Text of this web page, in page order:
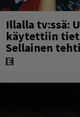
Illalla tv:ssä:
käytettiin
Sellainen